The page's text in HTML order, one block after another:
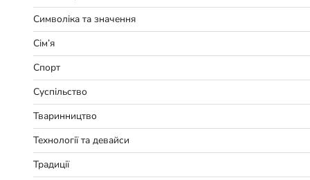
Символіка та значення
Сім’я
Спорт
Суспільство
Тваринництво
Технології та девайси
Традиції